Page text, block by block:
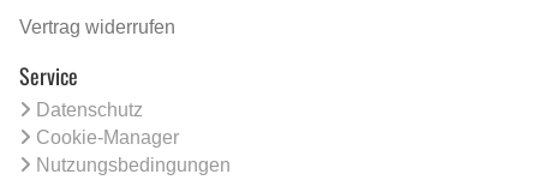
Vertrag widerrufen
Service
Datenschutz
Cookie-Manager
Nutzungsbedingungen